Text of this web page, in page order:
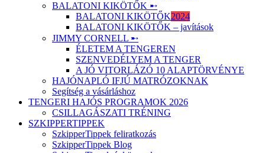
BALATONI KIKÖTŐK ➸
BALATONI KIKÖTŐK2024
BALATONI KIKÖTŐK – javítások
JIMMY CORNELL ➸
ÉLETEM A TENGEREN
SZENVEDÉLYEM A TENGER
A JÓ VITORLÁZÓ 10 ALAPTÖRVÉNYE
HAJÓNAPLÓ IFJÚ MATRÓZOKNAK
Segítség a vásárláshoz
TENGERI HAJÓS PROGRAMOK 2026
CSILLAGÁSZATI TRÉNING
SZKIPPERTIPPEK
SzkipperTippek feliratkozás
SzkipperTippek Blog